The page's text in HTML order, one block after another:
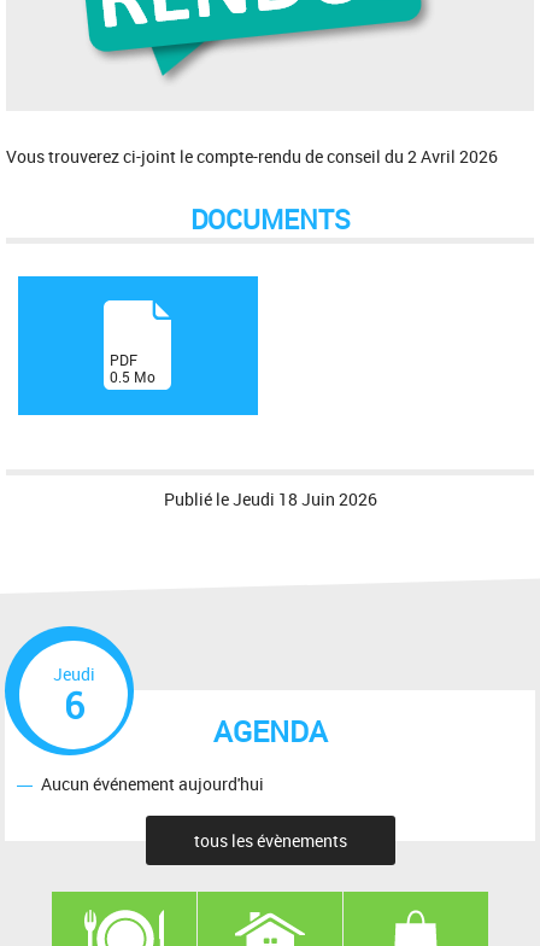
Vous trouverez ci-joint le compte-rendu de conseil du 2 Avril 2026
DOCUMENTS
(PDF
0.5 Mo
)
Publié leJeudi 18 Juin 2026
AGENDA
Jeudi
6
Aucun événement aujourd'hui
tous les évènements